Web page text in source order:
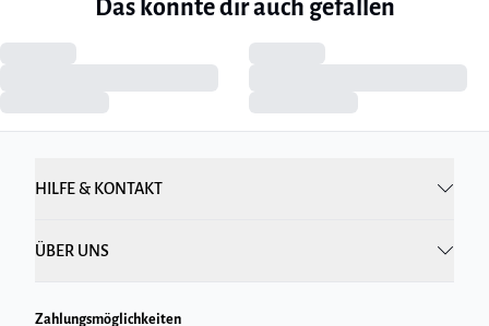
Das könnte dir auch gefallen
HILFE & KONTAKT
ÜBER UNS
Zahlungsmöglichkeiten